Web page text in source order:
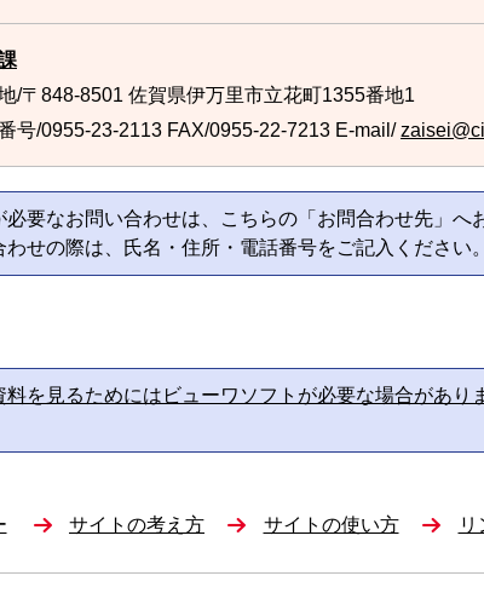
/〒848-8501 佐賀県伊万里市立花町1355番地1
号/0955-23-2113 FAX/0955-22-7213 E-mail/
必要なお問い合わせは、こちらの「お問合わせ先」へ
わせの際は、氏名・住所・電話番号をご記入ください。
料を見るためにはビューワソフトが必要な場合があり
サイトの考え方 サイトの使い方